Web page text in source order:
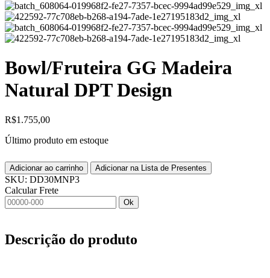
Bowl/Fruteira GG Madeira
Natural DPT Design
R$1.755,00
Último produto em estoque
Adicionar ao carrinho Adicionar na Lista de Presentes
SKU: DD30MNP3
Calcular Frete
Ok
Descrição do produto